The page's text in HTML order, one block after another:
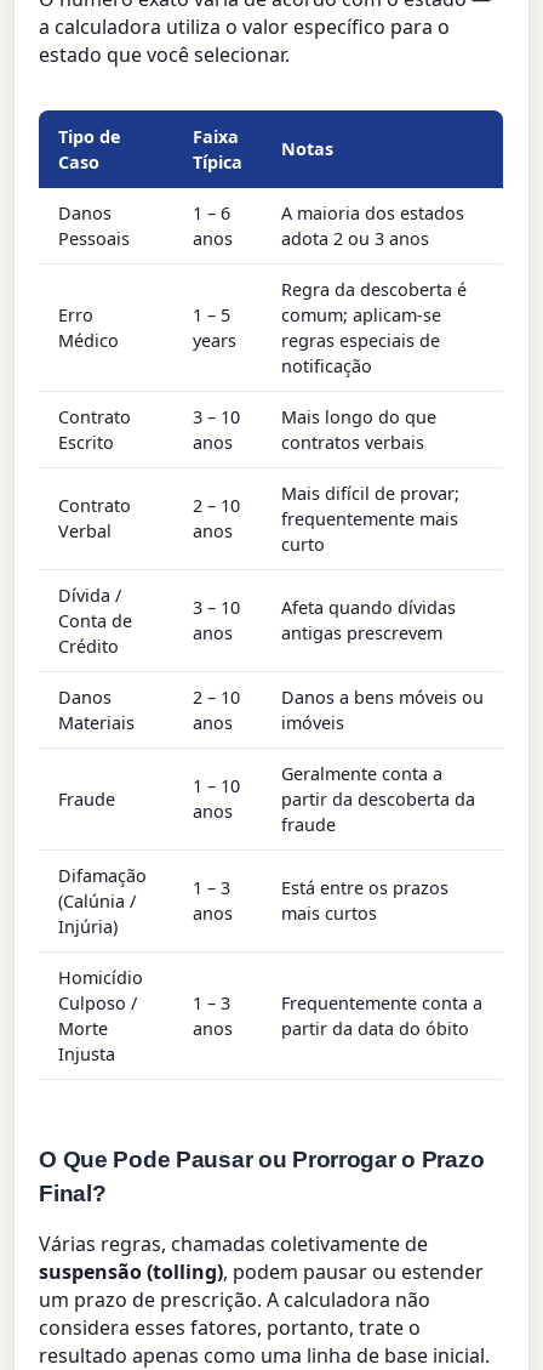
a calculadora utiliza o valor específico para o
estado que você selecionar.
Tipo de
Caso
Faixa
Típica
Notas
Danos
Pessoais
1 – 6
anos
A maioria dos estados
adota 2 ou 3 anos
Erro
Médico
1 – 5
years
Regra da descoberta é
comum; aplicam-se
regras especiais de
notificação
Contrato
Escrito
3 – 10
anos
Mais longo do que
contratos verbais
Contrato
Verbal
2 – 10
anos
Mais difícil de provar;
frequentemente mais
curto
Dívida /
Conta de
Crédito
3 – 10
anos
Afeta quando dívidas
antigas prescrevem
Danos
Materiais
2 – 10
anos
Danos a bens móveis ou
imóveis
Fraude
1 – 10
anos
Geralmente conta a
partir da descoberta da
fraude
Difamação
(Calúnia /
Injúria)
1 – 3
anos
Está entre os prazos
mais curtos
Homicídio
Culposo /
Morte
Injusta
1 – 3
anos
Frequentemente conta a
partir da data do óbito
O Que Pode Pausar ou Prorrogar o Prazo
Final?
Várias regras, chamadas coletivamente de
suspensão (tolling), podem pausar ou estender
um prazo de prescrição. A calculadora não
considera esses fatores, portanto, trate o
resultado apenas como uma linha de base inicial.